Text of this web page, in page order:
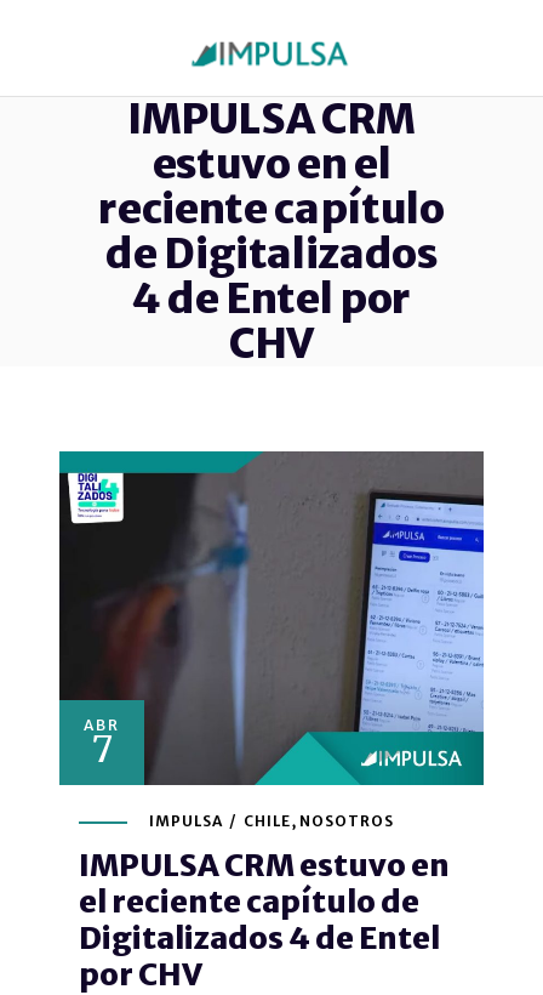
IMPULSA CRM
estuvo en el
reciente capítulo
de Digitalizados
4 de Entel por
CHV
ABR
7
IMPULSA CHILE, NOSOTROS
IMPULSA CRM estuvo en
el reciente capítulo de
Digitalizados 4 de Entel
por CHV